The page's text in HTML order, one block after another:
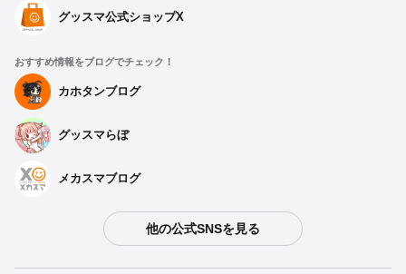
グッスマ公式ショップX
おすすめ情報をブログでチェック！
カホタンブログ
グッスマらぼ
メカスマブログ
他の公式SNSを見る